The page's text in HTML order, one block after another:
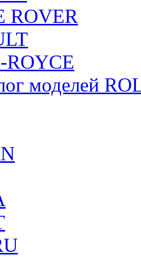
ROVER
ROYCE
моделей